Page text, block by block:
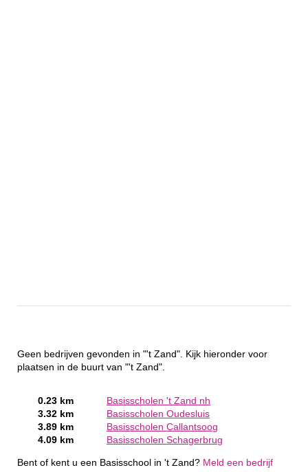
Geen bedrijven gevonden in "'t Zand". Kijk hieronder voor
plaatsen in de buurt van "'t Zand".
0.23 km
Basisscholen 't Zand nh
3.32 km
Basisscholen Oudesluis
3.89 km
Basisscholen Callantsoog
4.09 km
Basisscholen Schagerbrug
Bent of kent u een Basisschool in 't Zand? Meld een bedrijf